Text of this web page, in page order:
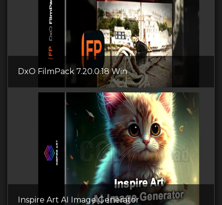
DxO FilmPack 7.20.0.18 Win
Inspire Art AI Image Generator